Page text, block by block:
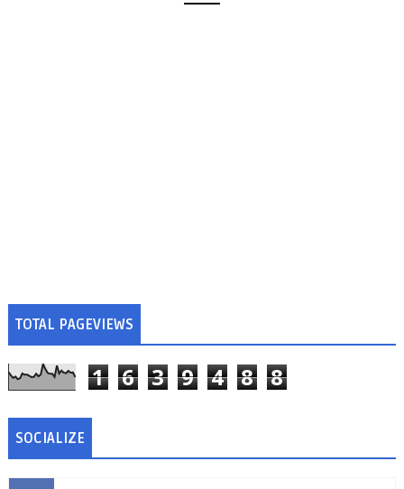
TOTAL PAGEVIEWS
1 6 3 9 4 8 8
SOCIALIZE